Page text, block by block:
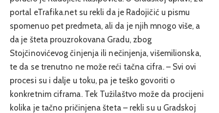
portal eTrafika.net su rekli da je Radojičić u pismu
spomenuo pet predmeta, ali da je njih mnogo više, a
da je šteta prouzrokovana Gradu, zbog
Stojčinovićevog činjenja ili nečinjenja, višemilionska,
te da se trenutno ne može reći tačna cifra. – Svi ovi
procesi su i dalje u toku, pa je teško govoriti o
konkretnim ciframa. Tek Tužilaštvo može da procijeni
kolika je tačno pričinjena šteta – rekli su u Gradskoj